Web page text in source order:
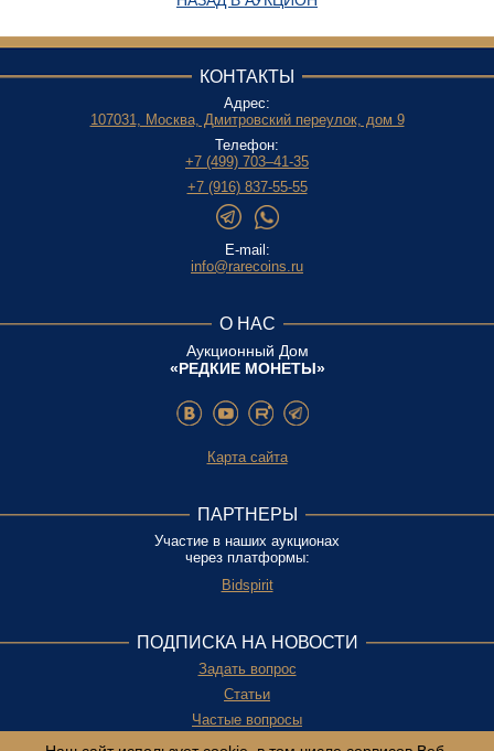
КОНТАКТЫ
Адрес:
107031, Москва, Дмитровский переулок, дом 9
Телефон:
+7 (499) 703–41-35
+7 (916) 837-55-55
E-mail:
info@rarecoins.ru
О НАС
Аукционный Дом
«РЕДКИЕ МОНЕТЫ»
Карта сайта
ПАРТНЕРЫ
Участие в наших аукционах
через платформы:
Bidspirit
ПОДПИСКА НА НОВОСТИ
Задать вопрос
Статьи
Частые вопросы
Политика конфиденциальности и